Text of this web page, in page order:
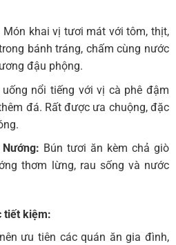
Món khai vị tươi mát với tôm, thịt,
bánh tráng, chấm cùng nước
đậu phộng.
nổi tiếng với vị cà phê đậm
đá. Rất được ưa chuộng, đặc
Bún tươi ăn kèm chả giò
thơm lừng, rau sống và nước
tiết kiệm:
ưu tiên các quán ăn gia đình,